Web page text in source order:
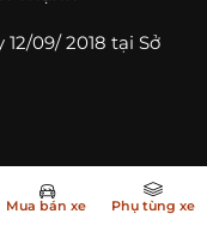
09/ 2018 tại Sở
Mua bán xe
Phụ tùng xe